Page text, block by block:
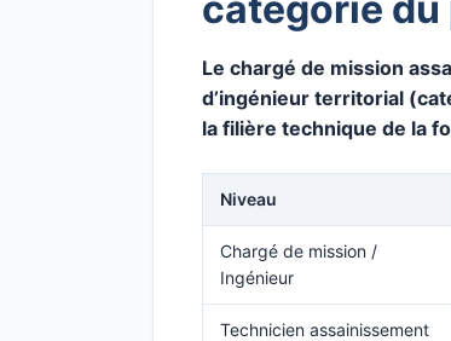
Le chargé de mission
d’ingénieur territorial
la filière technique de la
Niveau
Chargé de mission /
Ingénieur
Technicien assainissement